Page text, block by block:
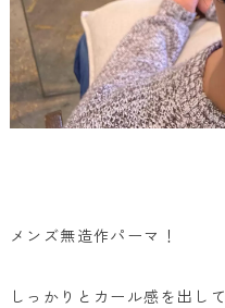
メンズ無造作パーマ！
しっかりとカール感を出して